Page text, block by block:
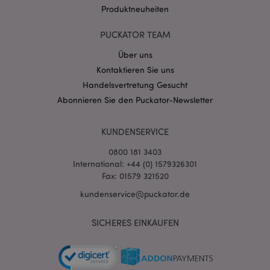
Produktneuheiten
PUCKATOR TEAM
Über uns
Kontaktieren Sie uns
Handelsvertretung Gesucht
Abonnieren Sie den Puckator-Newsletter
KUNDENSERVICE
0800 181 3403
International: +44 (0) 1579326301
Fax: 01579 321520
kundenservice@puckator.de
SICHERES EINKAUFEN
mage-cache-storage-section-
invalidation
Datenschutzbestimmungen von Google